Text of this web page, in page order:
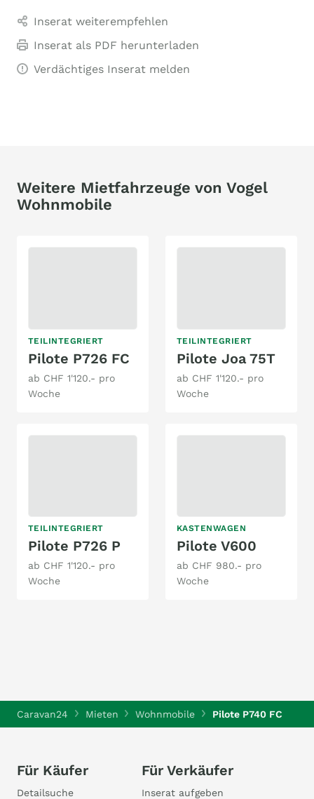
Inserat weiterempfehlen
Inserat als PDF herunterladen
Verdächtiges Inserat melden
Weitere Mietfahrzeuge von Vogel
Wohnmobile
TEILINTEGRIERT
Pilote P726 FC
ab CHF 1'120.- pro
Woche
TEILINTEGRIERT
Pilote Joa 75T
ab CHF 1'120.- pro
Woche
TEILINTEGRIERT
Pilote P726 P
ab CHF 1'120.- pro
Woche
KASTENWAGEN
Pilote V600
ab CHF 980.- pro
Woche
Caravan24 Mieten Wohnmobile Pilote P740 FC
Für Käufer
Detailsuche
Für Verkäufer
Inserat aufgeben